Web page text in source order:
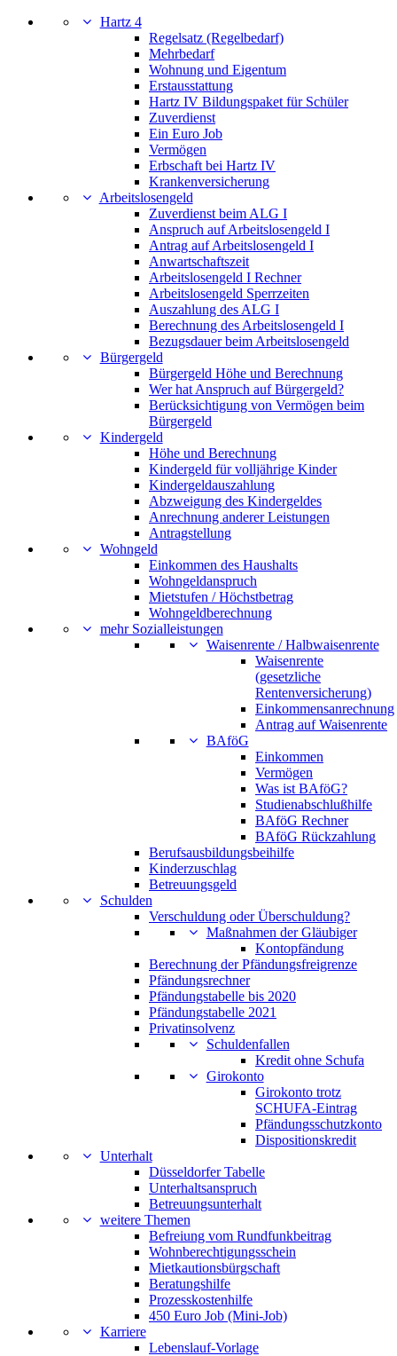
Hartz 4
Regelsatz (Regelbedarf)
Mehrbedarf
Wohnung und Eigentum
Erstausstattung
Hartz IV Bildungspaket für Schüler
Zuverdienst
Ein Euro Job
Vermögen
Erbschaft bei Hartz IV
Krankenversicherung
Arbeitslosengeld
Zuverdienst beim ALG I
Anspruch auf Arbeitslosengeld I
Antrag auf Arbeitslosengeld I
Anwartschaftszeit
Arbeitslosengeld I Rechner
Arbeitslosengeld Sperrzeiten
Auszahlung des ALG I
Berechnung des Arbeitslosengeld I
Bezugsdauer beim Arbeitslosengeld
Bürgergeld
Bürgergeld Höhe und Berechnung
Wer hat Anspruch auf Bürgergeld?
Berücksichtigung von Vermögen beim
Bürgergeld
Kindergeld
Höhe und Berechnung
Kindergeld für volljährige Kinder
Kindergeldauszahlung
Abzweigung des Kindergeldes
Anrechnung anderer Leistungen
Antragstellung
Wohngeld
Einkommen des Haushalts
Wohngeldanspruch
Mietstufen / Höchstbetrag
Wohngeldberechnung
mehr Sozialleistungen
Waisenrente / Halbwaisenrente
Waisenrente
(gesetzliche
Rentenversicherung)
Einkommensanrechnung
Antrag auf Waisenrente
BAföG
Einkommen
Vermögen
Was ist BAföG?
Studienabschlußhilfe
BAföG Rechner
BAföG Rückzahlung
Berufsausbildungsbeihilfe
Kinderzuschlag
Betreuungsgeld
Schulden
Verschuldung oder Überschuldung?
Maßnahmen der Gläubiger
Kontopfändung
Berechnung der Pfändungsfreigrenze
Pfändungsrechner
Pfändungstabelle bis 2020
Pfändungstabelle 2021
Privatinsolvenz
Schuldenfallen
Kredit ohne Schufa
Girokonto
Girokonto trotz
SCHUFA-Eintrag
Pfändungsschutzkonto
Dispositionskredit
Unterhalt
Düsseldorfer Tabelle
Unterhaltsanspruch
Betreuungsunterhalt
weitere Themen
Befreiung vom Rundfunkbeitrag
Wohnberechtigungsschein
Mietkautionsbürgschaft
Beratungshilfe
Prozesskostenhilfe
450 Euro Job (Mini-Job)
Karriere
Lebenslauf-Vorlage